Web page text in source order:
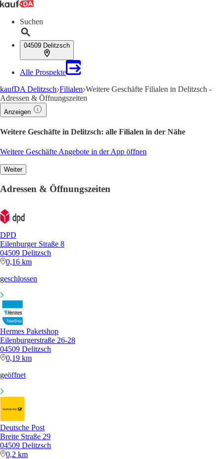
Suchen
04509 Delitzsch
Alle Prospekte
kaufDA Delitzsch Filialen Weitere Geschäfte Filialen in Delitzsch -
Adressen & Öffnungszeiten
Anzeigen
Weitere Geschäfte in Delitzsch: alle Filialen in der Nähe
Weitere Geschäfte Angebote in der App öffnen
Weiter
Adressen & Öffnungszeiten
DPD
Eilenburger Straße 8
04509 Delitzsch
0,16 km
geschlossen
Hermes Paketshop
Eilenburgerstraße 26-28
04509 Delitzsch
0,19 km
geöffnet
Deutsche Post
Breite Straße 29
04509 Delitzsch
0,2 km